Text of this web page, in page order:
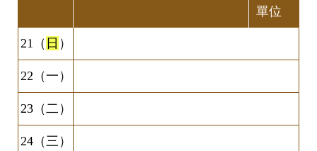
單位
21（ 日 ）
22（一）
23（二）
24（三）